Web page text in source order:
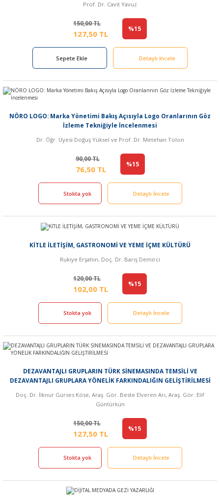
Prof. Dr. Cavit Yavuz
150,00 TL
127,50 TL
%15
Sepete Ekle Detaylı İncele
NÖRO LOGO: Marka Yönetimi Bakış Açısıyla Logo Oranlarının Göz
İzleme Tekniğiyle İncelenmesi
Dr. Öğr. Üyesi Doğuş Yüksel ve Prof. Dr. Metehan Tolon
90,00 TL
76,50 TL
%15
Stokta yok Detaylı İncele
KİTLE İLETİŞİM, GASTRONOMİ VE YEME İÇME KÜLTÜRÜ
Rukiye Erşahin, Doç. Dr. Barış Demirci
120,00 TL
102,00 TL
%15
Stokta yok Detaylı İncele
DEZAVANTAJLI GRUPLARIN TÜRK SİNEMASINDA TEMSİLİ VE
DEZAVANTAJLI GRUPLARA YÖNELİK FARKINDALIĞIN GELİŞTİRİLMESİ
Doç. Dr. İlknur Gürses Köse, Araş. Gör. Beste Elveren Arı, Araş. Gör. Elif
Güntürkün
150,00 TL
127,50 TL
%15
Stokta yok Detaylı İncele